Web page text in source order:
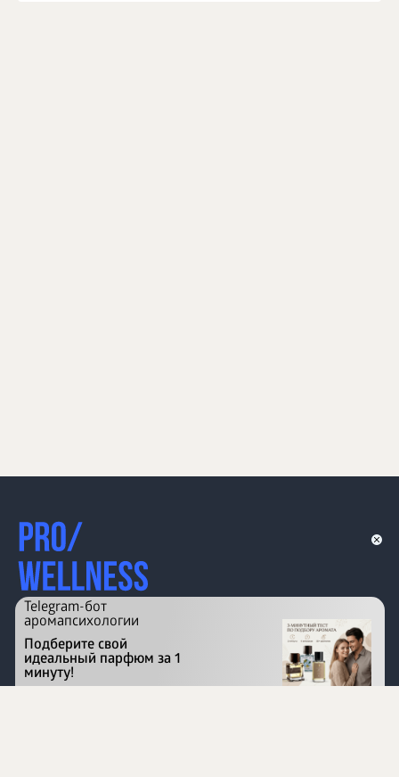
Перейти на сайт
Telegram-бот
аромапсихологии
Подберите свой
идеальный парфюм за 1
минуту!